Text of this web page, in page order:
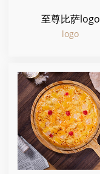
至尊比萨logo
logo